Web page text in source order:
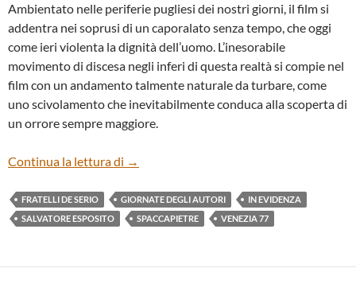
Ambientato nelle periferie pugliesi dei nostri giorni, il film si
addentra nei soprusi di un caporalato senza tempo, che oggi
come ieri violenta la dignità dell’uomo. L’inesorabile
movimento di discesa negli inferi di questa realtà si compie nel
film con un andamento talmente naturale da turbare, come
uno scivolamento che inevitabilmente conduca alla scoperta di
un orrore sempre maggiore.
Continua la lettura di “SPACCAPIETRE” DI GIANLUCA E
→
FRATELLI DE SERIO GIORNATE DEGLI AUTORI
IN EVIDENZA
SALVATORE ESPOSITO
SPACCAPIETRE VENEZIA 77